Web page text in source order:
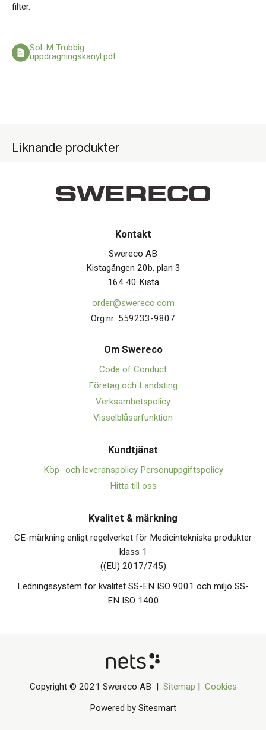
filter.
Sol-M Trubbig
uppdragningskanyl.pdf
Liknande produkter
Kontakt
Swereco AB
Kistagången 20b, plan 3
164 40 Kista
order@swereco.com
Org.nr: 559233-9807
Om Swereco
Code of Conduct
Företag och Landsting
Verksamhetspolicy
Visselblåsarfunktion
Kundtjänst
Köp- och leveranspolicy Personuppgiftspolicy
Hitta till oss
Kvalitet & märkning
CE-märkning enligt regelverket för Medicintekniska produkter
klass 1
((EU) 2017/745)
Ledningssystem för kvalitet SS-EN ISO 9001 och miljö SS-
EN ISO 1400
Copyright © 2021 Swereco AB | Sitemap | Cookies
Powered by Sitesmart